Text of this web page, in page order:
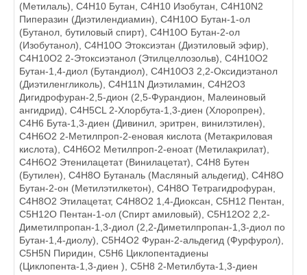
(Метилаль), C4H10 Бутан, C4H10 Изобутан, C4H10N2
Пиперазин (Диэтилендиамин), C4H10O Бутан-1-ол
(Бутанол, бутиловый спирт), C4H10O Бутан-2-ол
(Изобутанол), C4H10O Этоксиэтан (Диэтиловый эфир),
C4H10O2 2-Этоксиэтанол (Этилцеллозольв), C4H10O2
Бутан-1,4-диол (Бутандиол), C4H10O3 2,2-Оксидиэтанол
(Диэтиленгликоль), C4H11N Диэтиламин, C4H2O3
Дигидрофуран-2,5-дион (2,5-Фурандион, Малеиновый
ангидрид), C4H5CL 2-Хлорбута-1,3-диен (Хлоропрен),
C4H6 Бута-1,3-диен (Дивинил, эритрен, винилэтилен),
C4H6O2 2-Метилпроп-2-еновая кислота (Метакриловая
кислота), C4H6O2 Метилпроп-2-еноат (Метилакрилат),
C4H6O2 Этенилацетат (Винилацетат), C4H8 Бутен
(Бутилен), C4H8O Бутаналь (Масляный альдегид), C4H8O
Бутан-2-он (Метилэтилкетон), C4H8O Тетрагидрофуран,
C4H8O2 Этилацетат, C4Н8O2 1,4-Диоксан, C5H12 Пентан,
C5H12O Пентан-1-ол (Спирт амиловый), C5H12O2 2,2-
Диметилпропан-1,3-диол (2,2-Диметилпропан-1,3-диол по
Бутан-1,4-диолу), C5H4O2 Фуран-2-альдегид (Фурфурол),
C5H5N Пиридин, C5H6 Циклопентадиены
(Циклопента-1,3-диен ), C5H8 2-Метилбута-1,3-диен